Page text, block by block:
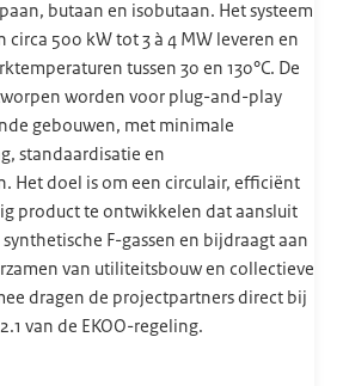
butaan en isobutaan. Het systeem
circa 500 kW tot 3 à 4 MW leveren en
tussen 30 en 130°C. De
worden voor plug-and-play
gebouwen, met minimale
standaardisatie en
Het doel is om een circulair, efficiënt
product te ontwikkelen dat aansluit
F-gassen en bijdraagt aan
van utiliteitsbouw en collectieve
dragen de projectpartners direct bij
van de EKOO-regeling.